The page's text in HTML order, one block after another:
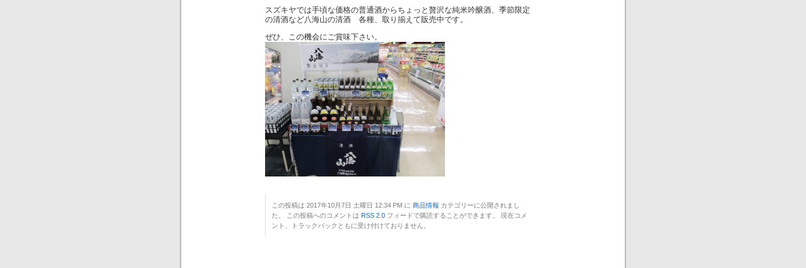
スズキヤでは手頃な価格の普通酒からちょっと贅沢な純米吟醸酒、季節限定
の清酒など八海山の清酒 各種、取り揃えて販売中です。
ぜひ、この機会にご賞味下さい。
この投稿は 2017年10月7日 土曜日 12:34 PM に 商品情報 カテゴリーに公開されまし
た。 この投稿へのコメントは RSS 2.0 フィードで購読することができます。 現在コメ
ント、トラックバックともに受け付けておりません。